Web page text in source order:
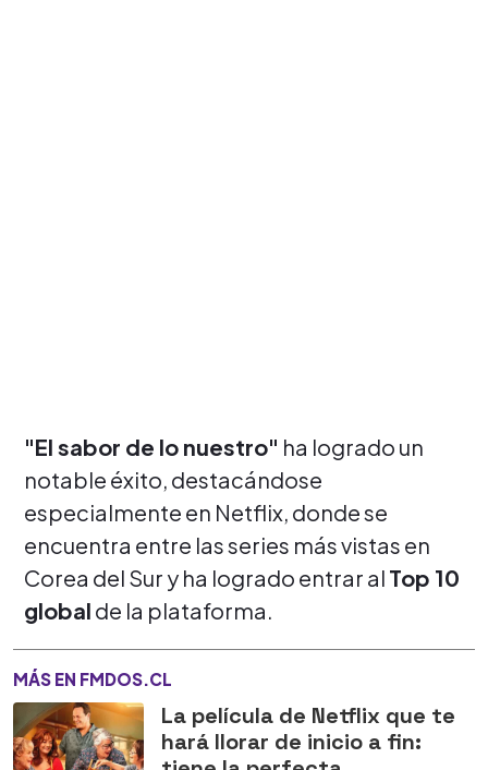
"El sabor de lo nuestro" ha logrado un
notable éxito, destacándose
especialmente en Netflix, donde se
encuentra entre las series más vistas en
Corea del Sur y ha logrado entrar al Top 10
global de la plataforma.
MÁS EN FMDOS.CL
La película de Netflix que te
hará llorar de inicio a fin: